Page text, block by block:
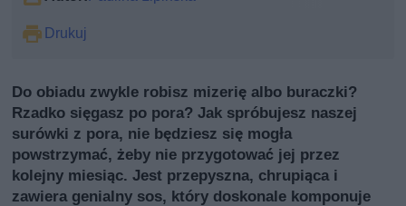
Drukuj
Do obiadu zwykle robisz mizerię albo buraczki?
Rzadko sięgasz po pora? Jak spróbujesz naszej
surówki z pora, nie będziesz się mogła
powstrzymać, żeby nie przygotować jej przez
kolejny miesiąc. Jest przepyszna, chrupiąca i
zawiera genialny sos, który doskonale komponuje